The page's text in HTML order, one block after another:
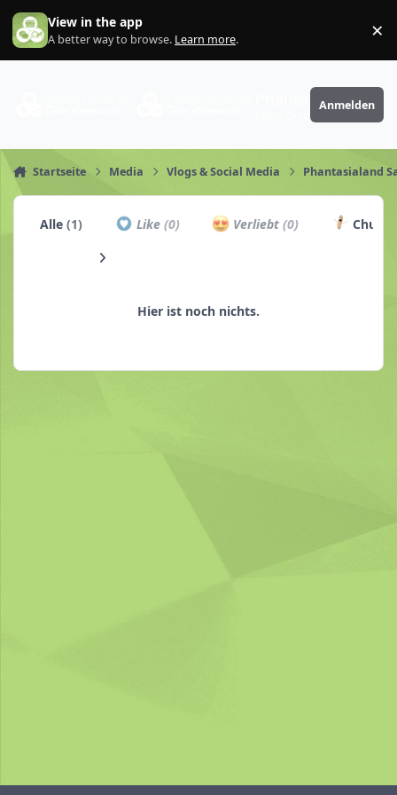
Zum Inhalt springen
View in the app
A better way to browse. Learn more. ×
PhantaFriends.de
Anmelden
Startseite Media Vlogs & Social Media Phantasialand
Alle(1) Like (0) Verliebt(0)
Hier ist noch nichts.